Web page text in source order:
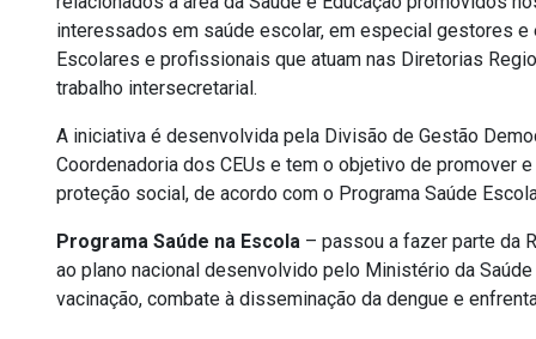
interessados em saúde escolar, em especial gestores
Escolares e profissionais que atuam nas Diretorias
trabalho intersecretarial.
A iniciativa é desenvolvida pela Divisão de Gestão
Coordenadoria dos CEUs e tem o objetivo de promover
proteção social, de acordo com o Programa Saúde
Programa Saúde na Escola – passou a fazer parte da
ao plano nacional desenvolvido pelo Ministério da
vacinação, combate à disseminação da dengue e